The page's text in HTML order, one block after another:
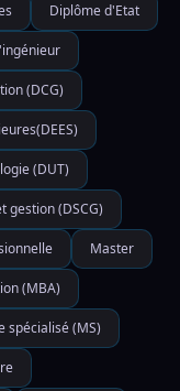
Diplôme d'Etat
(DCG)
(DUT)
gestion (DSCG)
Master
(MBA)
spécialisé (MS)